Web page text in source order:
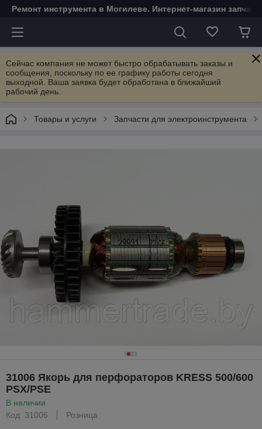
Ремонт инструмента в Могилеве. Интернет-магазин
Сейчас компания не может быстро обрабатывать заказы и
сообщения, поскольку по ее графику работы сегодня
выходной. Ваша заявка будет обработана в ближайший
рабочий день.
Товары и услуги Запчасти для электроинструмента
31006 Якорь для перфораторов KRESS 500/600
PSX/PSE
В наличии
Код: 31006
Розница